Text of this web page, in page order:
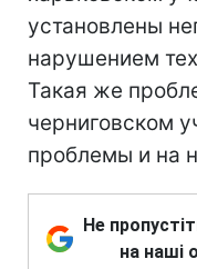
установлены
нарушением
Такая же
черниговском
проблемы и на
Не
на наші